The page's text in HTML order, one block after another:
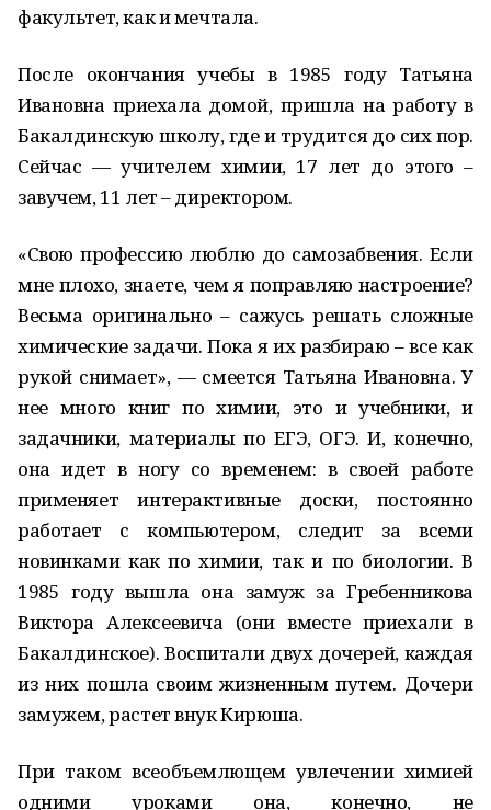
факультет, как и мечтала.
После окончания учебы в 1985 году Татьяна
Ивановна приехала домой, пришла на работу в
Бакалдинскую школу, где и трудится до сих пор.
Сейчас — учителем химии, 17 лет до этого –
завучем, 11 лет – директором.
«Свою профессию люблю до самозабвения. Если
мне плохо, знаете, чем я поправляю настроение?
Весьма оригинально – сажусь решать сложные
химические задачи. Пока я их разбираю – все как
рукой снимает», — смеется Татьяна Ивановна. У
нее много книг по химии, это и учебники, и
задачники, материалы по ЕГЭ, ОГЭ. И, конечно,
она идет в ногу со временем: в своей работе
применяет интерактивные доски, постоянно
работает с компьютером, следит за всеми
новинками как по химии, так и по биологии. В
1985 году вышла она замуж за Гребенникова
Виктора Алексеевича (они вместе приехали в
Бакалдинское). Воспитали двух дочерей, каждая
из них пошла своим жизненным путем. Дочери
замужем, растет внук Кирюша.
При таком всеобъемлющем увлечении химией
одними уроками она, конечно, не